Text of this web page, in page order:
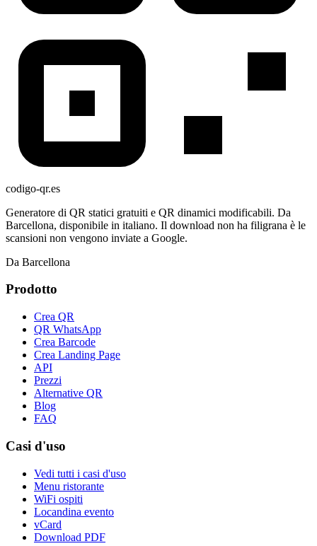
codigo-qr.es
Generatore di QR statici gratuiti e QR dinamici modificabili. Da
Barcellona, disponibile in italiano. Il download non ha filigrana è le
scansioni non vengono inviate a Google.
Da Barcellona
Prodotto
Crea QR
QR WhatsApp
Crea Barcode
Crea Landing Page
API
Prezzi
Alternative QR
Blog
FAQ
Casi d'uso
Vedi tutti i casi d'uso
Menu ristorante
WiFi ospiti
Locandina evento
vCard
Download PDF